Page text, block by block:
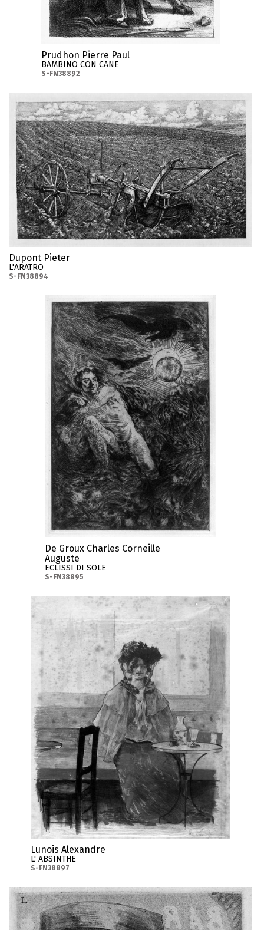
Prudhon Pierre Paul
BAMBINO CON CANE
S-FN38892
Dupont Pieter
L'ARATRO
S-FN38894
De Groux Charles Corneille
Auguste
ECLISSI DI SOLE
S-FN38895
Lunois Alexandre
L' ABSINTHE
S-FN38897